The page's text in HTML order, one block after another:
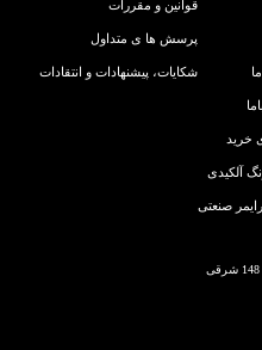
خرید
آلکیدی
صنعتی
قوانین و مقررات
پرسش ها ی متداول
شکایات، پیشنهادات و انتقادات